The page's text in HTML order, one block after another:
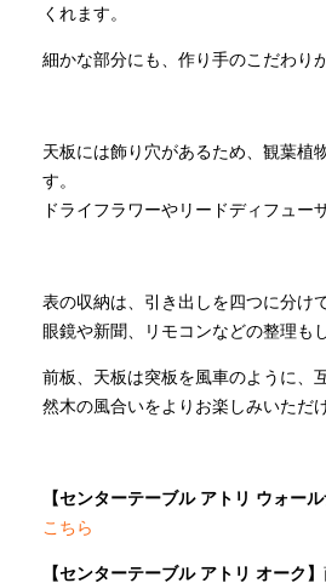
くれます。
細かな部分にも、作り手のこだわり
天板には飾り穴があるため、観葉植
す。
ドライフラワーやリードディフュー
表の収納は、引き出しを四つに分け
眼鏡や新聞、リモコンなどの整理も
前板、天板は突板を風車のように、
然木の風合いをよりお楽しみいただ
【センターテーブル アトリ ウォール
こちら
【センターテーブル アトリ オーク】